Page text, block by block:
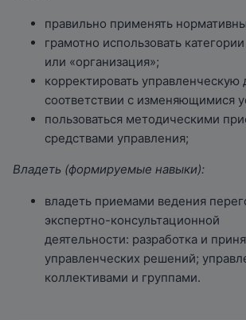
правильно применять
грамотно использовать
или «организация»;
корректировать управленческую
соответствии с изменяющимися
пользоваться методическими
средствами управления;
Владеть (формируемые навыки):
владеть приемами ведения
экспертно-консультационной
деятельности: разработка и
управленческих решений;
коллективами и группами.